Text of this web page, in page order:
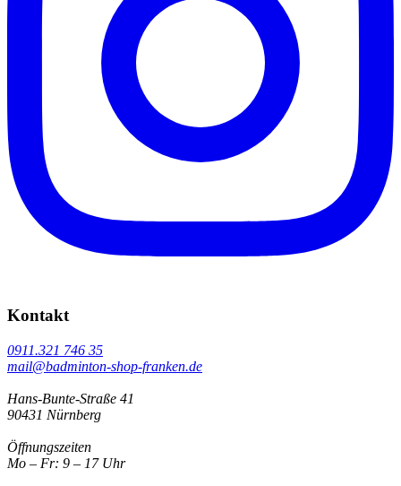
Kontakt
0911.321 746 35
mail@badminton-shop-franken.de
Hans-Bunte-Straße 41
90431 Nürnberg
Öffnungszeiten
Mo – Fr: 9 – 17 Uhr